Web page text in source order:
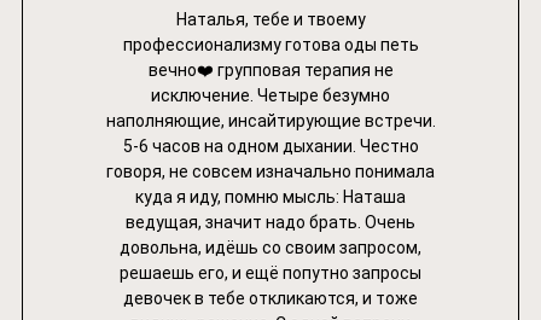
Наталья, тебе и твоему
профессионализму готова оды петь
вечно❤️ групповая терапия не
исключение. Четыре безумно
наполняющие, инсайтирующие встречи.
5-6 часов на одном дыхании. Честно
говоря, не совсем изначально понимала
куда я иду, помню мысль: Наташа
ведущая, значит надо брать. Очень
довольна, идёшь со своим запросом,
решаешь его, и ещё попутно запросы
девочек в тебе откликаются, и тоже